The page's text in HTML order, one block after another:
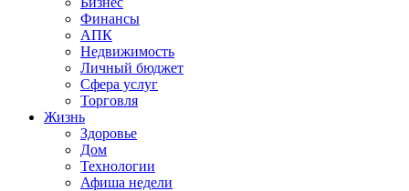
Финансы
АПК
Недвижимость
Личный бюджет
Сфера услуг
Торговля
Жизнь
Здоровье
Дом
Технологии
Афиша недели